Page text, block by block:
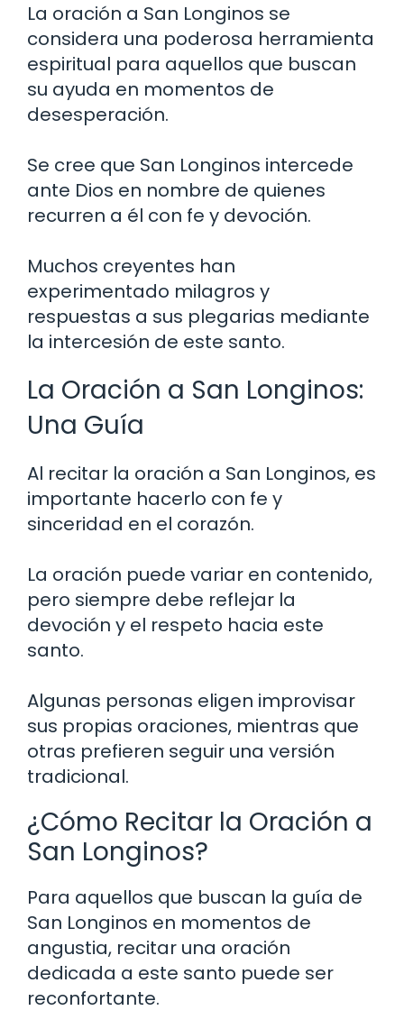
La oración a San Longinos se
considera una poderosa herramienta
espiritual para aquellos que buscan
su ayuda en momentos de
desesperación.
Se cree que San Longinos intercede
ante Dios en nombre de quienes
recurren a él con fe y devoción.
Muchos creyentes han
experimentado milagros y
respuestas a sus plegarias mediante
la intercesión de este santo.
La Oración a San Longinos:
Una Guía
Al recitar la oración a San Longinos, es
importante hacerlo con fe y
sinceridad en el corazón.
La oración puede variar en contenido,
pero siempre debe reflejar la
devoción y el respeto hacia este
santo.
Algunas personas eligen improvisar
sus propias oraciones, mientras que
otras prefieren seguir una versión
tradicional.
¿Cómo Recitar la Oración a
San Longinos?
Para aquellos que buscan la guía de
San Longinos en momentos de
angustia, recitar una oración
dedicada a este santo puede ser
reconfortante.